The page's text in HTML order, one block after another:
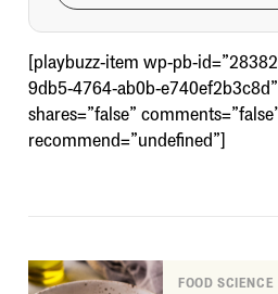
[playbuzz-item wp-pb-
9db5-4764-ab0b-
shares=”false”
recommend=”undefined”]
FOOD SCIENCE